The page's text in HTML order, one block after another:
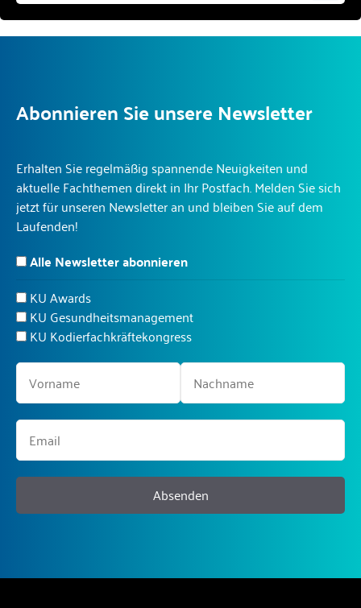
Abonnieren Sie unsere Newsletter
Erhalten Sie regelmäßig spannende Neuigkeiten und
aktuelle Fachthemen direkt in Ihr Postfach. Melden Sie sich
jetzt für unseren Newsletter an und bleiben Sie auf dem
Laufenden!
Alle Newsletter abonnieren
KU Awards
KU Gesundheitsmanagement
KU Kodierfachkräftekongress
Absenden